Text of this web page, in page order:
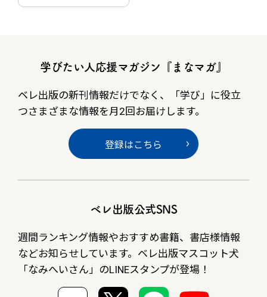
学びたい人応援マガジン『まなマガ』
ベレ出版の新刊情報だけでなく、
「学び」に役立
つさまざまな情報を月2回お届けします。
登録はこちら
ベレ出版公式SNS
週間ランキング情報やおすすめ書籍、書店様情報
などお知らせしています。ベレ出版マスコット犬
「なみへいさん」のLINEスタンプが登場！